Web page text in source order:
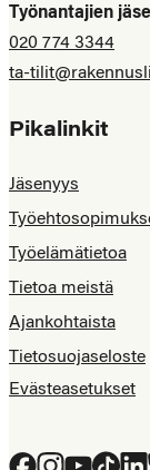
Työnantajien
020 774 3344
ta-
Pikalinkit
Jäsenyys
Työelämätietoa
Tietoa meistä
Ajankohtaista
Tietosuojaseloste
Evästeasetukset
Facebook
Instagram
YouTube
Tiktok